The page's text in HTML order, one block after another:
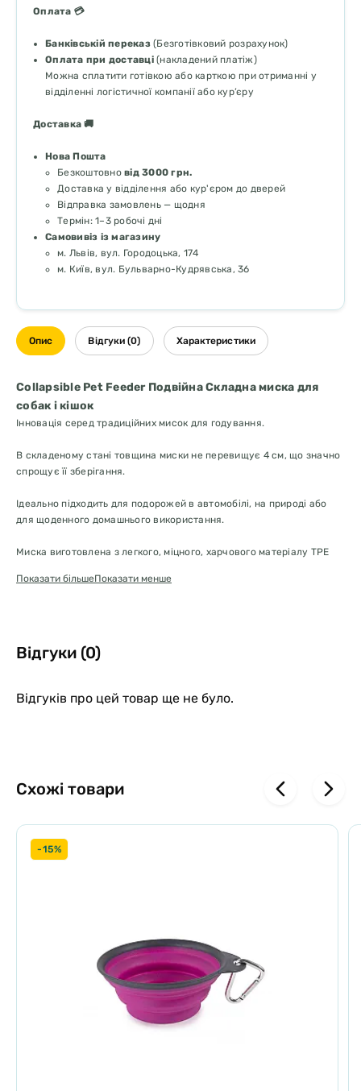
Оплата 💳
Банківській переказ(Безготівковий розрахунок)
Оплата при доставці(накладений платіж)
Можна сплатити готівкою або карткою при отриманні у
відділенні логістичної компанії або кур’єру
Доставка 🚚
Нова Пошта
Безкоштовно від 3000 грн.
Доставка у відділення або кур'єром до дверей
Відправка замовлень — щодня
Термін: 1–3 робочі дні
Самовивіз із магазину
м. Львів, вул. Городоцька, 174
м. Київ, вул. Бульварно-Кудрявська, 36
Опис Відгуки (0) Характеристики
Collapsible Pet Feeder Подвійна Складна миска для
собак і кішок
Інновація серед традиційних мисок для годування.
В складеному стані товщина миски не перевищує 4 см, що значно
спрощує її зберігання.
Ідеально підходить для подорожей в автомобілі, на природі або
для щоденного домашнього використання.
Миска виготовлена з легкого, міцного, харчового матеріалу TPE
посудомийній машині, так і вручну навіть в складеному стані.
Низько-пористий матеріал не вбирає запах.
Обсяг великої миски становить 1,2 л, що ідеально підходить навіть
Показати більшеПоказати менше
Відгуки (0)
Відгуків про цей товар ще не було.
Схожі товари
-15%